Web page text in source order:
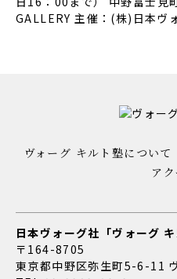
ヴォーグ キルト塾について
ア
日本ヴォーグ社「ヴォーグ
〒164-8705
東京都中野区弥生町5-6-11